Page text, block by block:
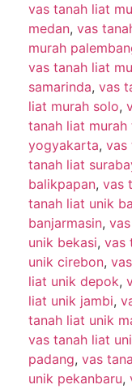
vas tanah liat
medan, vas
murah
vas tanah liat
samarinda, vas
liat murah solo,
tanah liat murah
yogyakarta, vas
tanah liat
balikpapan, vas
tanah liat unik
banjarmasin,
unik bekasi, vas
unik cirebon,
liat unik depok,
liat unik jambi,
tanah liat unik
vas tanah liat
padang, vas
unik pekanbaru,